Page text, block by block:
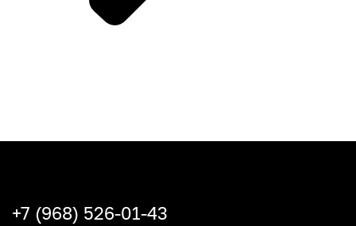
+7 (968) 526-01-43